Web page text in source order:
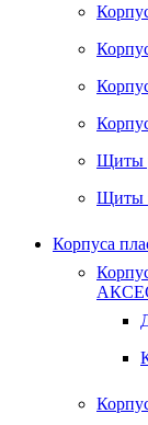
Щиты
Щиты
Корпуса